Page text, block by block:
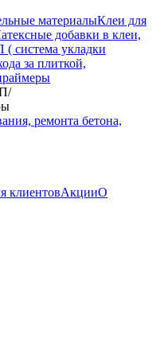
материалыКлеи для
добавки в клеи,
система укладки
за плиткой,
/
ремонта бетона,
клиентовАкцииО